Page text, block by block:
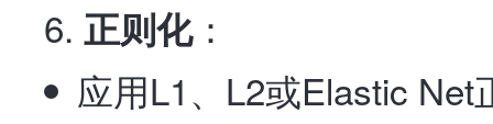
正则化：
应用L1、L2或Elastic